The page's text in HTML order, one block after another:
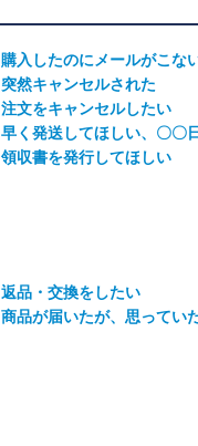
購入したのにメールがこな
突然キャンセルされた
注文をキャンセルしたい
早く発送してほしい、〇〇
領収書を発行してほしい
返品・交換をしたい
商品が届いたが、思ってい